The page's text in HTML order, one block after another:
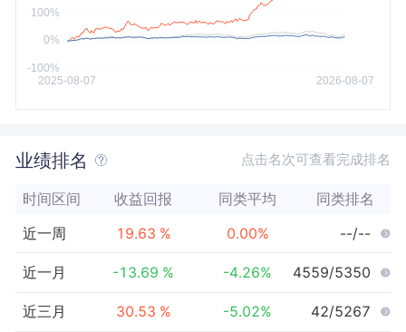
业绩排名 点击名次可查看完成排名
时间区间 收益回报 同类平均 同类排名
近一周 19.63 % 0.00% --/--
近一月 -13.69 % -4.26% 4559/5350
近三月 30.53 % -5.02% 42/5267